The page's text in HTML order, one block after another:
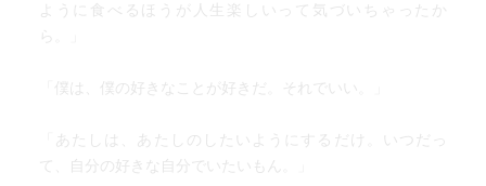
ように食べるほうが人生楽しいって気づいちゃったか
ら。」
「僕は、僕の好きなことが好きだ。それでいい。」
「あたしは、あたしのしたいようにするだけ。いつだっ
て、自分の好きな自分でいたいもん。」